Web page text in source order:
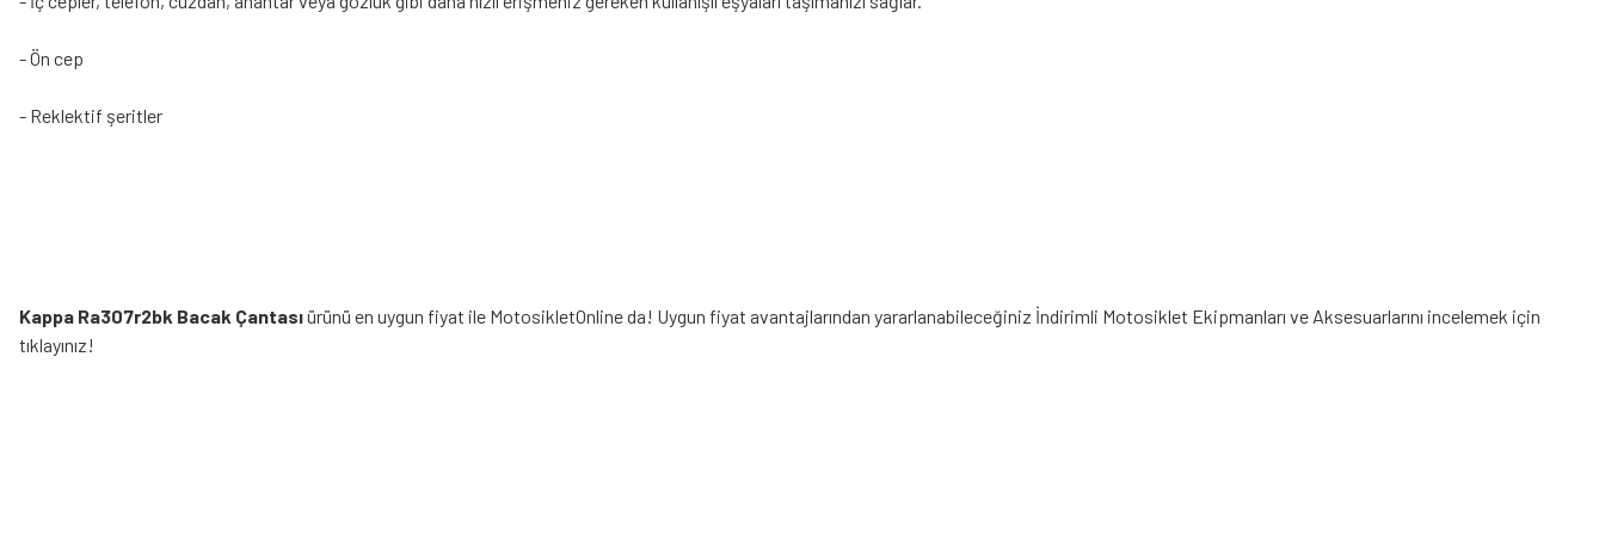
- Ön cep
- Reklektif şeritler
Kappa Ra307r2bk Bacak Çantasıürünü en uygun fiyat ile MotosikletOnline da! Uygun fiyat avantajlarından yararlanabileceğiniz İndirimli Motosiklet Ekipmanları ve Aksesuarlarını incelemek için
tıklayınız!